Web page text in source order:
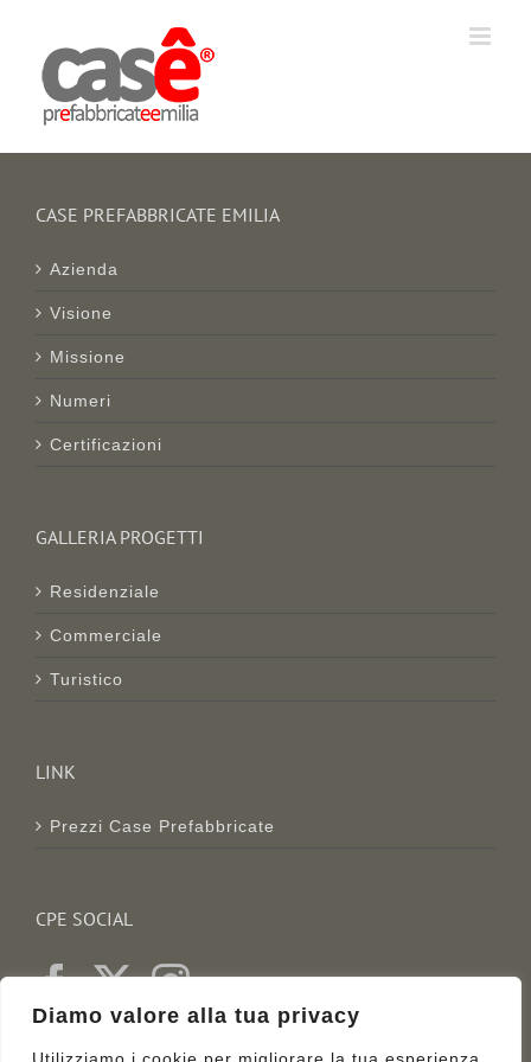
Diamo valore alla tua privacy
contenuto
CASE PREFABBRICATE EMILIA
Azienda
Visione
Missione
Numeri
Certificazioni
GALLERIA PROGETTI
Residenziale
Commerciale
Turistico
LINK
Prezzi Case Prefabbricate
CPE SOCIAL